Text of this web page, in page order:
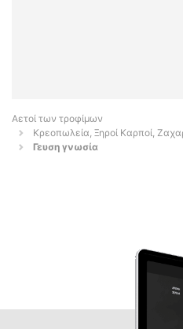
Αετοί των τροφίμων
Κρεοπωλεία, Ξηροί Καρποί,
Γευση γνωσία